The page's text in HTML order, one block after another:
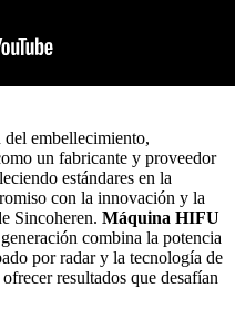
embellecimiento,
un fabricante y proveedor
estándares en la
con la innovación y la
Sincoheren. Máquina HIFU
combina la potencia
por radar y la tecnología de
resultados que desafían